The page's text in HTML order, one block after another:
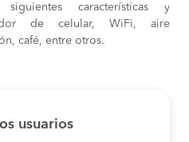
características y
de celular, WiFi, aire
café, entre otros.
usuarios